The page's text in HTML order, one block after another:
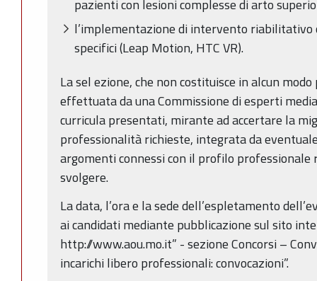
pazienti con lesioni complesse di arto
l’implementazione di intervento
specifici (Leap Motion, HTC VR).
La sel ezione, che non costituisce in alcun
effettuata da una Commissione di esperti
curricula presentati, mirante ad accertare la
professionalità richieste, integrata da
argomenti connessi con il profilo
svolgere.
La data, l’ora e la sede dell’espletamento
ai candidati mediante pubblicazione sul sito
http://www.aou.mo.it” - sezione Concorsi –
incarichi libero professionali: convocazioni”.